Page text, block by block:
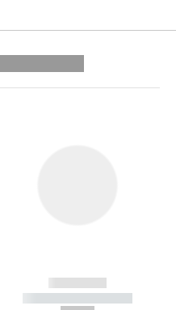
------------
----------- -----------